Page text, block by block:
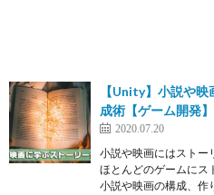
【Unity】小説や
成術【ゲーム開発】
2020.07.20
小説や映画にはストー
ほとんどのゲームにス
小説や映画の構成、